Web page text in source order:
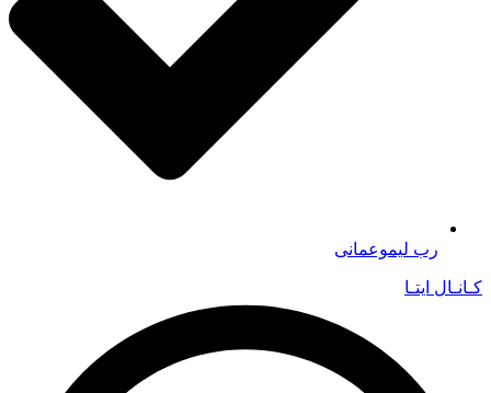
رب لیموعمانی
کـانـال ایتـا